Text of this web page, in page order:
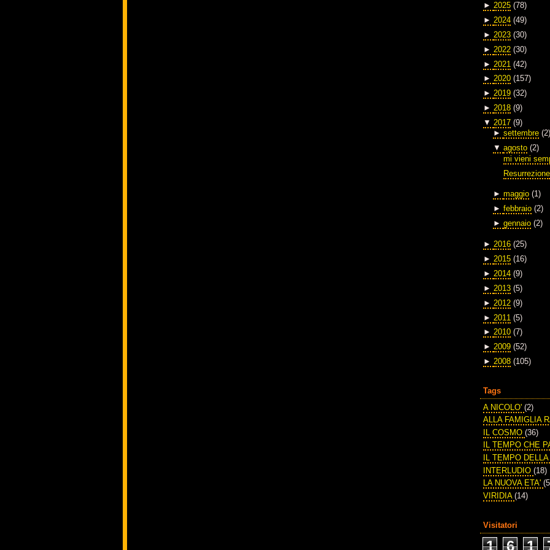
► 2025 (78)
► 2024 (49)
► 2023 (30)
► 2022 (30)
► 2021 (42)
► 2020 (157)
► 2019 (32)
► 2018 (9)
▼ 2017 (9)
► settembre (2)
▼ agosto (2)
mi vieni
Resurrezione
► maggio (1)
► febbraio (2)
► gennaio (2)
► 2016 (25)
► 2015 (16)
► 2014 (9)
► 2013 (5)
► 2012 (9)
► 2011 (5)
► 2010 (7)
► 2009 (52)
► 2008 (105)
Tags
A NICOLO' (2)
ALLA FAMIGLIA
IL COSMO (36)
IL TEMPO CHE
IL TEMPO
INTERLUDIO (18)
LA NUOVA ETA'
VIRIDIA (14)
Visitatori
1 6 1